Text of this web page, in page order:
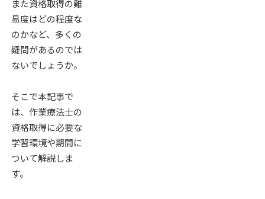
また資格取得の難
易度はどの程度な
のかなど、多くの
疑問があるのでは
ないでしょうか。
そこで本記事で
は、作業療法士の
資格取得に必要な
学習環境や期間に
ついて解説しま
す。